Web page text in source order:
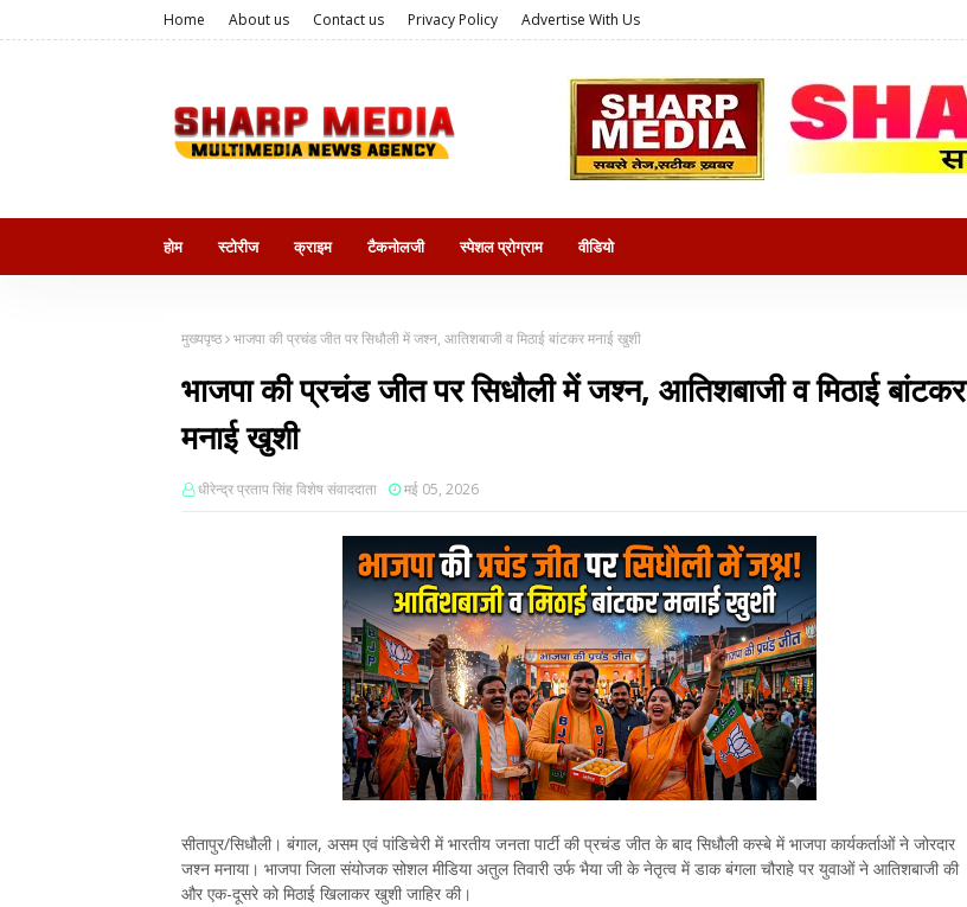
Home About us Contact us Privacy Policy Advertise With Us
होम स्टोरीज क्राइम टैकनोलजी स्पेशल प्रोग्राम वीडियो
मुख्यपृष्ठ भाजपा की प्रचंड जीत पर सिधौली में जश्न, आतिशबाजी व मिठाई बांटकर मनाई खुशी
भाजपा की प्रचंड जीत पर सिधौली में जश्न, आतिशबाजी व मिठाई बांटकर
मनाई खुशी
धीरेन्द्र प्रताप सिंह विशेष संवाददाता मई 05, 2026
सीतापुर/सिधौली। बंगाल, असम एवं पांडिचेरी में भारतीय जनता पार्टी की प्रचंड जीत के बाद सिधौली कस्बे में भाजपा कार्यकर्ताओं ने जोरदार
जश्न मनाया। भाजपा जिला संयोजक सोशल मीडिया अतुल तिवारी उर्फ भैया जी के नेतृत्व में डाक बंगला चौराहे पर युवाओं ने आतिशबाजी की
और एक-दूसरे को मिठाई खिलाकर खुशी जाहिर की।